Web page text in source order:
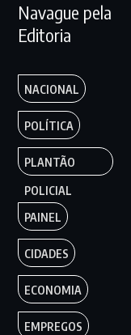
Navague pela
Editoria
NACIONAL
POLÍTICA
PLANTÃO
POLICIAL
PAINEL
CIDADES
ECONOMIA
EMPREGOS